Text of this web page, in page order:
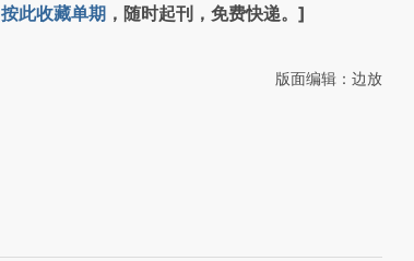
按此收藏单期 ，随时起刊，免费快递。]
版面编辑：边放